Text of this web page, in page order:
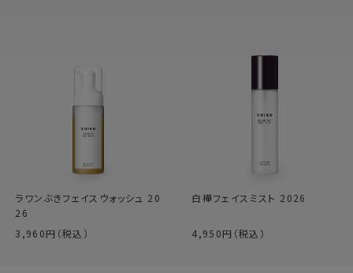
ラワンぶきフェイスウォッシュ 20
26
3,960円（税込）
白樺フェイスミスト 2026
4,950円（税込）